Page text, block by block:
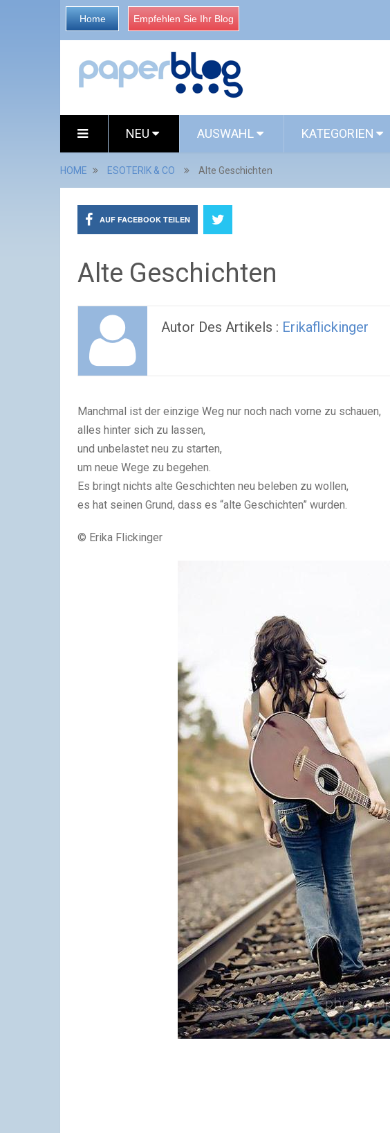
Home Empfehlen Sie Ihr Blog
NEU AUSWAHL KATEGORIEN
HOME ESOTERIK & CO Alte Geschichten
AUF FACEBOOK TEILEN
Alte Geschichten
Autor Des Artikels : Erikaflickinger
Manchmal ist der einzige Weg nur noch nach vorne zu schauen,
alles hinter sich zu lassen,
und unbelastet neu zu starten,
um neue Wege zu begehen.
Es bringt nichts alte Geschichten neu beleben zu wollen,
es hat seinen Grund, dass es “alte Geschichten” wurden.
© Erika Flickinger